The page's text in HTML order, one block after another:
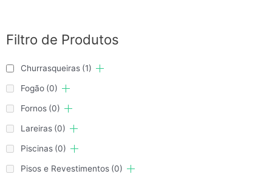
Filtro de Produtos
Churrasqueiras (1)
Fogão (0)
Fornos (0)
Lareiras (0)
Piscinas (0)
Pisos e Revestimentos (0)